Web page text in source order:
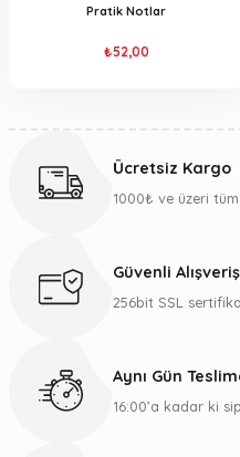
Pratik Notlar
₺52,00
Ücretsiz Kargo
1000₺ ve üzeri
Güvenli Alışveriş
256bit SSL
Aynı Gün
16:00’a kadar ki